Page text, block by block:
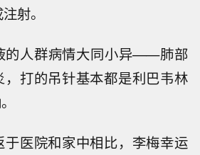
射。
的人群病情大同小异——肺部
打的吊针基本都是利巴韦林
医院和家中相比，李梅幸运